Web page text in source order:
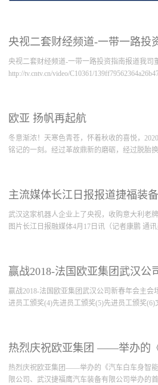
央视二套财经频道-一带一路投
央视二套财经频道-一带一路投资指南报道我司
http://tv.cntv.cn/video/C10361/
欧亚 扬帆再起航
冬意渐浓！天寒色青苍，怀着秋收的喜悦，
铭记的一刻。经过革故鼎新的磨砺，经过脱胎
仪式隆重举行。首先欧亚集团武汉公司总经理
合作伙伴、以及武汉公司全体伙伴们表示最诚
公司新厂区乔迁为契机，加大公司内部资源整
集团全体员工艰苦奋斗，战胜困难取得了可喜
主流媒体长江日报报道捷福装
武汉这家机器人企业上了央视，收购意大利老
图片长江日报融媒体4月17日讯（记者康鹏 通
销售代理做起，收购意大利著名企业，掌握核
的，是焊接机器人的焊枪和控制系统，相当于
生 记者康鹏 摄李贵生是贵州人，1985年到法
先企业。目前，这家武汉企业的产品应用于东
赢战2018-法国欧亚集团武汉公
赢战2018-法国欧亚集团武汉公司新春年会主
进员工颁奖(4)先进员工颁奖(5)先进员工颁奖
热烈庆祝欧亚集团 ——举办的
热烈庆祝欧亚集团——举办的《汽车白车身智
限公司、武汉捷福鹰汽车装备有限公司举办的